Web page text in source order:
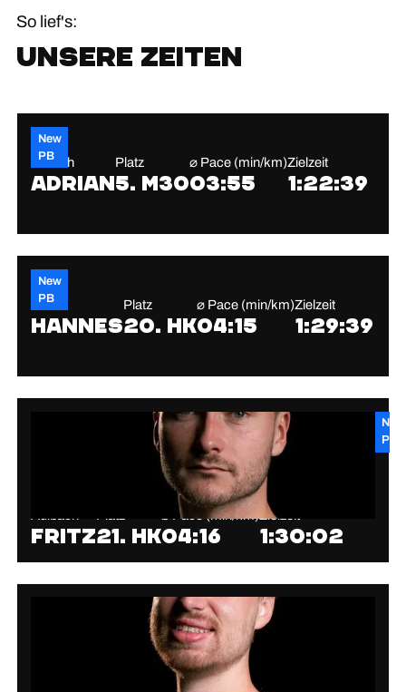
So lief's:
Unsere Zeiten
New
PB
Warlich
Adrian
Platz
5. M30
⌀ Pace (min/km)
03:55
Zielzeit
1:22:39
New
PB
Wulf
Hannes
Platz
20. HK
⌀ Pace (min/km)
04:15
Zielzeit
1:29:39
New
PB
Fritz21. HK
⌀ Pace (min/km)
04:16
Zielzeit
1:30:02